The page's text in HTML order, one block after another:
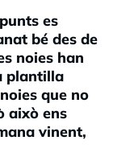
es
bé des de
noies han
plantilla
que no
això ens
vinent,